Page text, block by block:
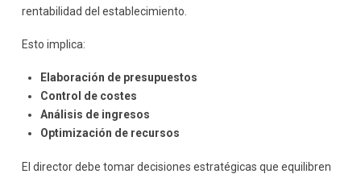
rentabilidad del establecimiento.
Esto implica:
Elaboración de presupuestos
Control de costes
Análisis de ingresos
Optimización de recursos
El director debe tomar decisiones estratégicas que equilibren